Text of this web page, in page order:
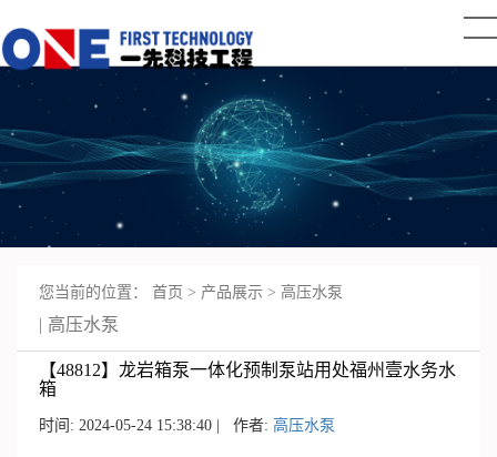
您当前的位置： 首页 > 产品展示 > 高压水泵
高压水泵
【48812】龙岩箱泵一体化预制泵站用处福州壹水务水
箱
时间: 2024-05-24 15:38:40 | 作者: 高压水泵